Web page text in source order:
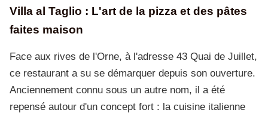
Villa al Taglio : L'art de la pizza et des pâtes
faites maison
Face aux rives de l'Orne, à l'adresse 43 Quai de Juillet,
ce restaurant a su se démarquer depuis son ouverture.
Anciennement connu sous un autre nom, il a été
repensé autour d'un concept fort : la cuisine italienne